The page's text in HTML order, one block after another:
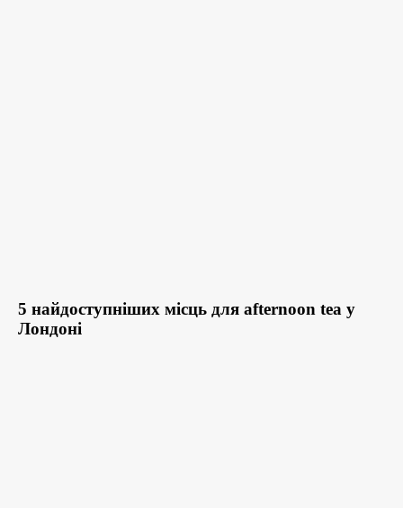
5 найдоступніших місць для afternoon tea у
Лондоні